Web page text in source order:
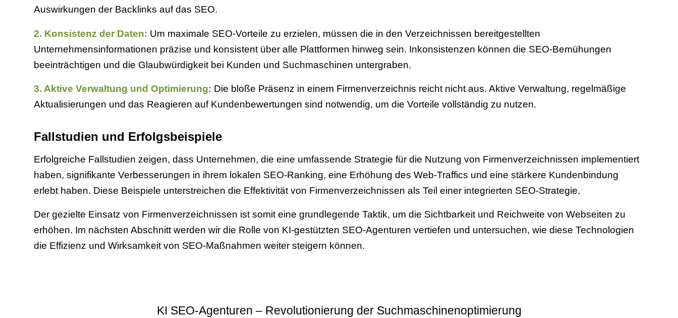
Auswirkungen der Backlinks auf das SEO.
2. Konsistenz der Daten: Um maximale SEO-Vorteile zu erzielen, müssen die in den Verzeichnissen bereitgestellten
Unternehmensinformationen präzise und konsistent über alle Plattformen hinweg sein. Inkonsistenzen können die SEO-Bemühungen
beeinträchtigen und die Glaubwürdigkeit bei Kunden und Suchmaschinen untergraben.
3. Aktive Verwaltung und Optimierung: Die bloße Präsenz in einem Firmenverzeichnis reicht nicht aus. Aktive Verwaltung, regelmäßige
Aktualisierungen und das Reagieren auf Kundenbewertungen sind notwendig, um die Vorteile vollständig zu nutzen.
Fallstudien und Erfolgsbeispiele
Erfolgreiche Fallstudien zeigen, dass Unternehmen, die eine umfassende Strategie für die Nutzung von Firmenverzeichnissen implementiert
haben, signifikante Verbesserungen in ihrem lokalen SEO-Ranking, eine Erhöhung des Web-Traffics und eine stärkere Kundenbindung
erlebt haben. Diese Beispiele unterstreichen die Effektivität von Firmenverzeichnissen als Teil einer integrierten SEO-Strategie.
Der gezielte Einsatz von Firmenverzeichnissen ist somit eine grundlegende Taktik, um die Sichtbarkeit und Reichweite von Webseiten zu
erhöhen. Im nächsten Abschnitt werden wir die Rolle von KI-gestützten SEO-Agenturen vertiefen und untersuchen, wie diese Technologien
die Effizienz und Wirksamkeit von SEO-Maßnahmen weiter steigern können.
KI SEO-Agenturen – Revolutionierung der Suchmaschinenoptimierung